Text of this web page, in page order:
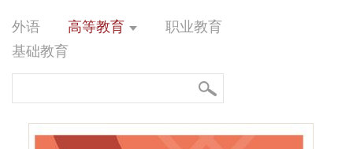
外语 高等教育
职业教育
基础教育